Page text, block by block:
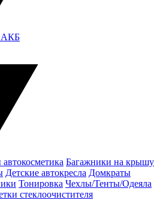
АКБ
Багажники на крышу
Детские автокресла Домкраты
Тонировка Чехлы/Тенты/Одеяла
стеклоочистителя